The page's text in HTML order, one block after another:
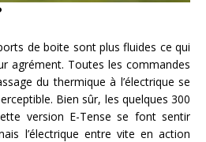
de boite sont plus fluides ce qui
agrément. Toutes les commandes
du thermique à l’électrique se
Bien sûr, les quelques 300
version E-Tense se font sentir
l’électrique entre vite en action